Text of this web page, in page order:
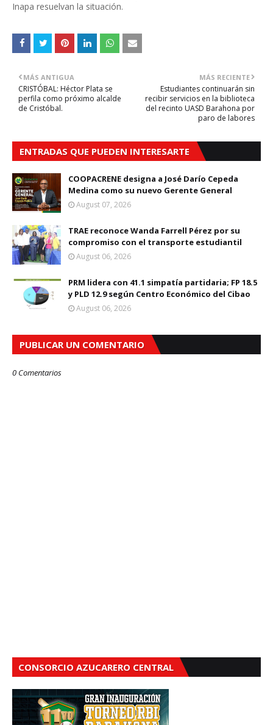
Inapa resuelvan la situación.
MÁS RECIENTE
Estudiantes continuarán sin
recibir servicios en la biblioteca
del recinto UASD Barahona por
paro de labores
MÁS ANTIGUA
CRISTÓBAL: Héctor Plata se
perfila como próximo alcalde
de Cristóbal.
ENTRADAS QUE PUEDEN INTERESARTE
COOPACRENE designa a José Darío Cepeda
Medina como su nuevo Gerente General
August 07, 2026
TRAE reconoce Wanda Farrell Pérez por su
compromiso con el transporte estudiantil
August 06, 2026
PRM lidera con 41.1 simpatía partidaria; FP 18.5
y PLD 12.9 según Centro Económico del Cibao
August 06, 2026
PUBLICAR UN COMENTARIO
0 Comentarios
CONSORCIO AZUCARERO CENTRAL